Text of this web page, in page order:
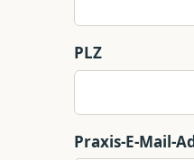
PLZ
Praxis-E-Mail-